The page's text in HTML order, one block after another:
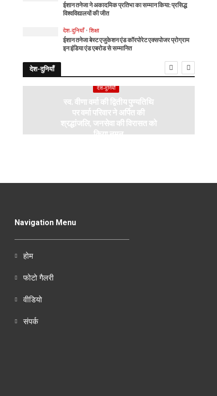
ईशान तनेजा ने अकादमिक प्रतिभा का सम्मान किया: प्रसिद्ध
विश्वविद्यालयों की जीत
देश-दुनियाँ • शिक्षा
ईशान तनेजा बेस्ट एजुकेशन एंड कॉरपोरेट एक्सपोजर प्रोग्राम
इन इंडिया एंड एबरोड से सम्मानित
देश-दुनियाँ
देश-दुनियाँ
स्व. वीणा वर्मा की द्वितीय पुण्यतिथि
पर वर्मा परिवार ने अर्पित की
श्रद्धांजलि, जनसेवा की विरासत को
किया नमन
Navigation Menu
होम
फोटो गैलरी
वीडियो
संपर्क